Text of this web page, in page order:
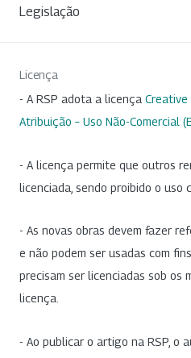
Legislação
Licença
- A RSP adota a licença Creative
Atribuição – Uso Não-Comercial
- A licença permite que outros
licenciada, sendo proibido o uso
- As novas obras devem fazer
e não podem ser usadas com
precisam ser licenciadas sob os
licença.
- Ao publicar o artigo na RSP, o